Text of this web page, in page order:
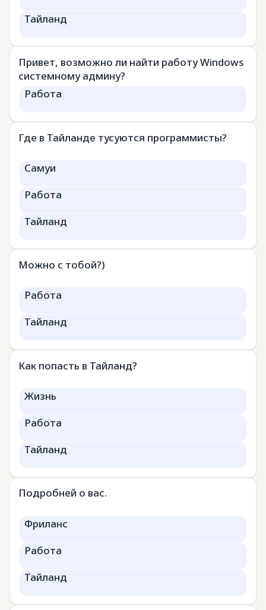
Тайланд
Привет, возможно ли найти работу Windows
системному админу?
Работа
Где в Тайланде тусуются программисты?
Самуи
Работа
Тайланд
Можно с тобой?)
Работа
Тайланд
Как попасть в Тайланд?
Жизнь
Работа
Тайланд
Подробней о вас.
Фриланс
Работа
Тайланд